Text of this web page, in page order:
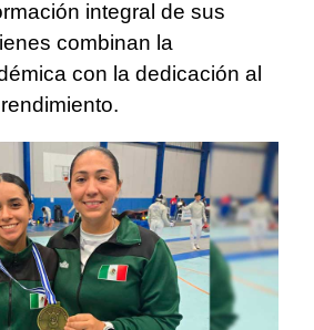
integral de sus
combinan la
con la dedicación al